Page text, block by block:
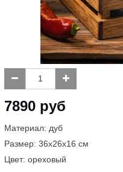
7890 руб
Материал: дуб
Размер: 36х26х16 см
Цвет: ореховый